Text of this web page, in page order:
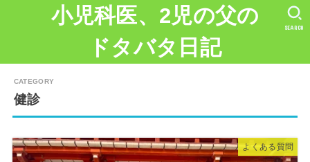
小児科医、2児の父の
ドタバタ日記
SEARCH
健診
よくある質問